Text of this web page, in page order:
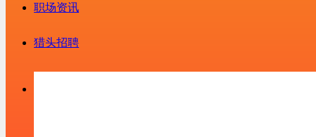
职场资讯
猎头招聘